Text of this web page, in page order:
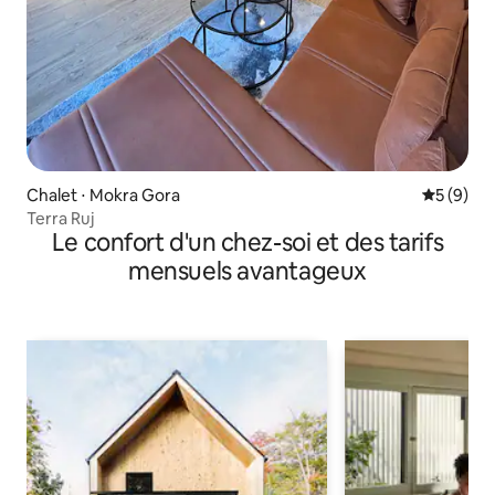
Chalet ⋅ Mokra Gora
5 (9)
Terra Ruj
Le confort d'un chez-soi et des tarifs
mensuels avantageux